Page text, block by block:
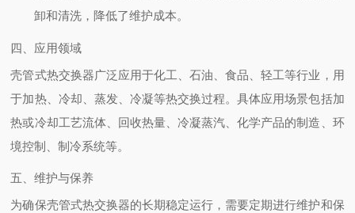
卸和清洗，降低了维护成本。
四、应用领域
壳管式热交换器广泛应用于化工、石油、食品、轻工等行业，用
于加热、冷却、蒸发、冷凝等热交换过程。具体应用场景包括加
热或冷却工艺流体、回收热量、冷凝蒸汽、化学产品的制造、环
境控制、制冷系统等。
五、维护与保养
为确保壳管式热交换器的长期稳定运行，需要定期进行维护和保